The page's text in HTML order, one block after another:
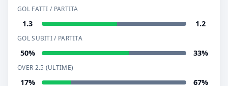
GOL FATTI / PARTITA
1.3 1.2
GOL SUBITI / PARTITA
50% 33%
OVER 2.5 (ULTIME)
17% 67%